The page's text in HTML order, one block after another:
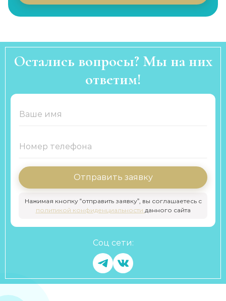
Остались вопросы? Мы на них
ответим!
Отправить заявку
Нажимая кнопку “отправить заявку”, вы соглашаетесь с
политикой конфиденциальности данного сайта
Соц сети: